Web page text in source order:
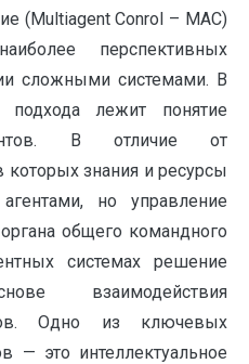
(Multiagent Conrol – MAC)
перспективных
сложными системами. В
подхода лежит понятие
В отличие от
знания и ресурсы
но управление
общего командного
системах решение
взаимодействия
Одно из ключевых
— это интеллектуальное